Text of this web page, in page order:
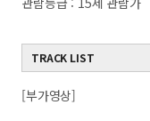
TRACK LIST
[부가영상]